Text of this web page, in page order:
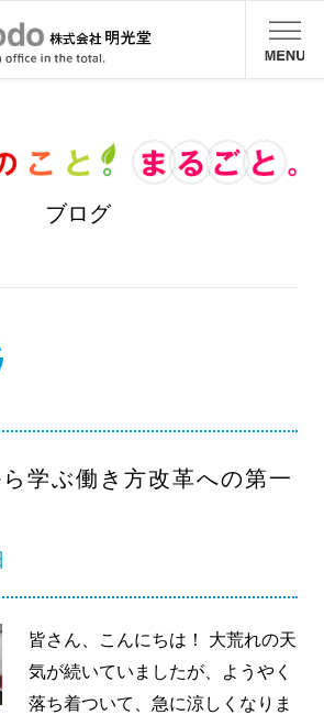
ブログ
ら学ぶ働き方改革への第一
皆さん、こんにちは！ 大荒れの天
気が続いていましたが、ようやく
落ち着ついて、急に涼しくなりま